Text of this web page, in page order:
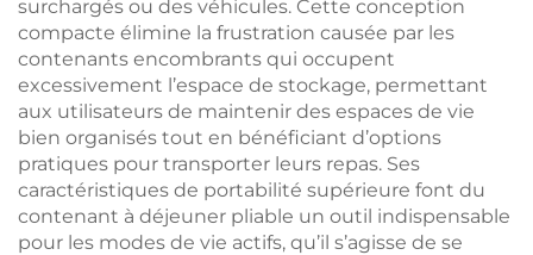
surchargés ou des véhicules. Cette conception
compacte élimine la frustration causée par les
contenants encombrants qui occupent
excessivement l’espace de stockage, permettant
aux utilisateurs de maintenir des espaces de vie
bien organisés tout en bénéficiant d’options
pratiques pour transporter leurs repas. Ses
caractéristiques de portabilité supérieure font du
contenant à déjeuner pliable un outil indispensable
pour les modes de vie actifs, qu’il s’agisse de se